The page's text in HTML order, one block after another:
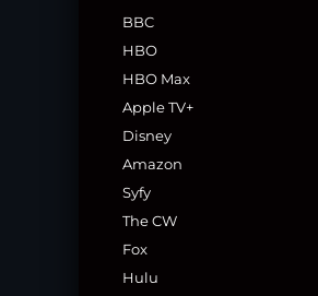
BBC
HBO
HBO Max
Apple TV+
Disney
Amazon
Syfy
The CW
Fox
Hulu